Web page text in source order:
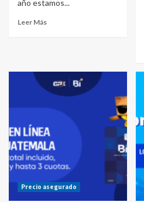
año estamos...
Leer Más
Precio asegurado